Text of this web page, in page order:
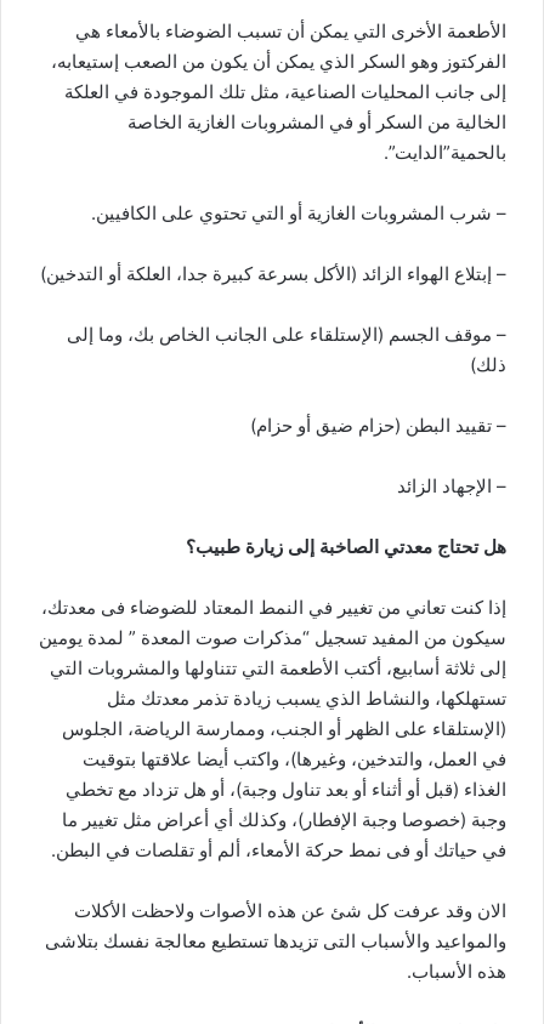
الأطعمة الأخرى التي يمكن أن تسبب الضوضاء بالأمعاء هي
الفركتوز وهو السكر الذي يمكن أن يكون من الصعب إستيعابه،
إلى جانب المحليات الصناعية، مثل تلك الموجودة في العلكة
الخالية من السكر أو في المشروبات الغازية الخاصة
بالحمية”الدايت”.
– شرب المشروبات الغازية أو التي تحتوي على الكافيين.
– إبتلاع الهواء الزائد (الأكل بسرعة كبيرة جدا، العلكة أو التدخين)
– موقف الجسم (الإستلقاء على الجانب الخاص بك، وما إلى
ذلك)
– تقييد البطن (حزام ضيق أو حزام)
– الإجهاد الزائد
هل تحتاج معدتي الصاخبة إلى زيارة طبيب؟
إذا كنت تعاني من تغيير في النمط المعتاد للضوضاء فى معدتك،
سيكون من المفيد تسجيل “مذكرات صوت المعدة ” لمدة يومين
إلى ثلاثة أسابيع، أكتب الأطعمة التي تتناولها والمشروبات التي
تستهلكها، والنشاط الذي يسبب زيادة تذمر معدتك مثل
(الإستلقاء على الظهر أو الجنب، وممارسة الرياضة، الجلوس
في العمل، والتدخين، وغيرها)، واكتب أيضا علاقتها بتوقيت
الغذاء (قبل أو أثناء أو بعد تناول وجبة)، أو هل تزداد مع تخطي
وجبة (خصوصا وجبة الإفطار)، وكذلك أي أعراض مثل تغيير ما
في حياتك أو فى نمط حركة الأمعاء، ألم أو تقلصات في البطن.
الان وقد عرفت كل شئ عن هذه الأصوات ولاحظت الأكلات
والمواعيد والأسباب التى تزيدها تستطيع معالجة نفسك بتلاشى
هذه الأسباب.